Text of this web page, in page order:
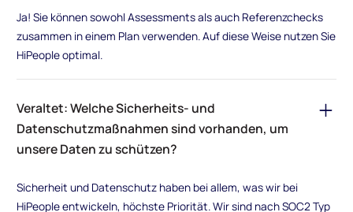
Ja! Sie können sowohl Assessments als auch Referenzchecks
zusammen in einem Plan verwenden. Auf diese Weise nutzen Sie
HiPeople optimal.
Veraltet: Welche Sicherheits- und
Datenschutzmaßnahmen sind vorhanden, um
unsere Daten zu schützen?
Sicherheit und Datenschutz haben bei allem, was wir bei
HiPeople entwickeln, höchste Priorität. Wir sind nach SOC2 Typ